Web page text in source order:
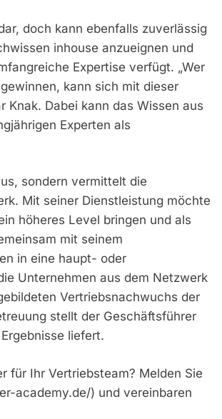
doch kann ebenfalls zuverlässig
inhouse anzueignen und
Expertise verfügt. „Wer
kann sich mit dieser
Knak. Dabei kann das Wissen aus
Experten als
sondern vermittelt die
Mit seiner Dienstleistung möchte
höheres Level bringen und als
mit seinem
in eine haupt- oder
Unternehmen aus dem Netzwerk
Vertriebsnachwuchs der
stellt der Geschäftsführer
liefert.
für Ihr Vertriebsteam? Melden Sie
academy.de/) und vereinbaren